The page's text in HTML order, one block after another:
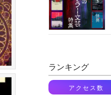
ランキング
アクセス数